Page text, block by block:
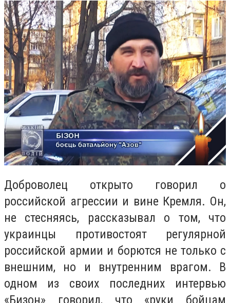
Доброволец открыто говорил о
российской агрессии и вине Кремля. Он,
не стесняясь, рассказывал о том, что
украинцы противостоят регулярной
российской армии и борются не только с
внешним, но и внутренним врагом. В
одном из своих последних интервью
«Бизон» говорил, что «руки бойцам